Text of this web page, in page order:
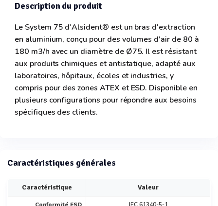
Description du produit
Le System 75 d'Alsident® est un bras d'extraction
en aluminium, conçu pour des volumes d'air de 80 à
180 m3/h avec un diamètre de Ø75. Il est résistant
aux produits chimiques et antistatique, adapté aux
laboratoires, hôpitaux, écoles et industries, y
compris pour des zones ATEX et ESD. Disponible en
plusieurs configurations pour répondre aux besoins
spécifiques des clients.
Caractéristiques générales
Caractéristique Valeur